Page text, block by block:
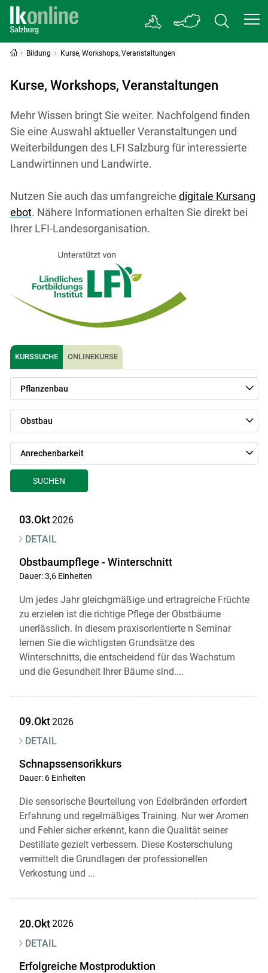
Bildung Kurse, Workshops, Veranstaltungen
Kurse, Workshops, Veranstaltungen
Mehr Wissen bringt Sie weiter. Nachfolgend finden
Sie eine Auswahl aktueller Veranstaltungen und
Weiterbildungen des LFI Salzburg für interessierte
Landwirtinnen und Landwirte.
Nutzen Sie auch das umfangreiche digitale Kursang
ebot. Nähere Informationen erhalten Sie direkt bei
Ihrer LFI-Landesorganisation.
KURSSUCHE ONLINEKURSE
Pflanzenbau
Obstbau
Anrechenbarkeit
SUCHEN
03.Okt2026
DETAIL
Obstbaumpflege - Winterschnitt
Dauer: 3,6 Einheiten
Um jedes Jahr gleichgmäßige und ertragreiche Früchte
zu erzielen ist die richtige Pflege der Obstbäume
unerlässlich. In diesem praxisorientierte n Seminar
lernen Sie die wichtigsten Grundsätze des
Winterschnitts, die entscheidend für das Wachstum
und die Gesundheit Ihrer Bäume sind....
09.Okt2026
DETAIL
Schnapssensorikkurs
Dauer: 6 Einheiten
Die sensorische Beurteilung von Edelbränden erfordert
Erfahrung und regelmäßiges Training. Nur wer Aromen
und Fehler sicher erkennt, kann die Qualität seiner
Destillate gezielt verbessern. Diese Kosterschulung
vermittelt die Grundlagen der professionellen
Verkostung und ...
20.Okt2026
DETAIL
Erfolgreiche Mostproduktion